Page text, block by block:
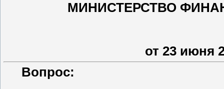
МИНИСТЕРСТВО
от 23 июня
Вопрос: